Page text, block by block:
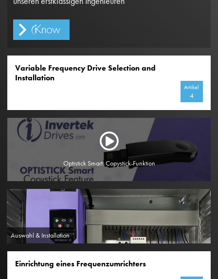
Variable Frequency Drive Selection and
Installation
Artikel
4
Optistick Smart: Copystick-Funktion
Auswahl & Installation
Einrichtung eines Frequenzumrichters